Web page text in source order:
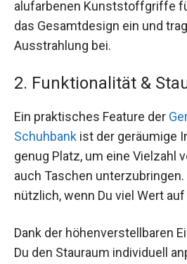
alufarbenen Kunststoffgriffe
das Gesamtdesign ein und
Ausstrahlung bei.
2. Funktionalität &
Ein praktisches Feature der
Schuhbank ist der geräumige
genug Platz, um eine Vielzahl
auch Taschen
nützlich, wenn Du viel Wert
Dank der höhenverstellbaren
Du den Stauraum individuell